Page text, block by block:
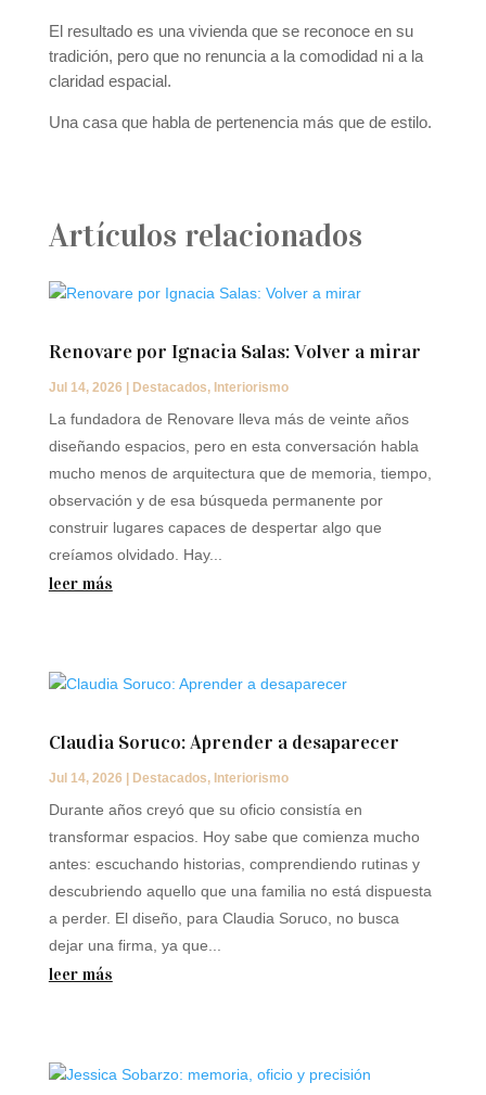
El resultado es una vivienda que se reconoce en su
tradición, pero que no renuncia a la comodidad ni a la
claridad espacial.
Una casa que habla de pertenencia más que de estilo.
Artículos relacionados
Renovare por Ignacia Salas: Volver a mirar
Jul 14, 2026 | Destacados, Interiorismo
La fundadora de Renovare lleva más de veinte años
diseñando espacios, pero en esta conversación habla
mucho menos de arquitectura que de memoria, tiempo,
observación y de esa búsqueda permanente por
construir lugares capaces de despertar algo que
creíamos olvidado. Hay...
leer más
Claudia Soruco: Aprender a desaparecer
Jul 14, 2026 | Destacados, Interiorismo
Durante años creyó que su oficio consistía en
transformar espacios. Hoy sabe que comienza mucho
antes: escuchando historias, comprendiendo rutinas y
descubriendo aquello que una familia no está dispuesta
a perder. El diseño, para Claudia Soruco, no busca
dejar una firma, ya que...
leer más